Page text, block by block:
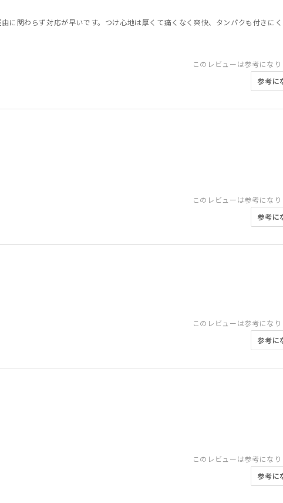
に関わらず対応が早いです。つけ心地は厚くて痛くなく爽快、タンパクも付きに
このレビューは参考になり
参考に
このレビューは参考になり
参考に
このレビューは参考になり
参考に
このレビューは参考になり
参考に